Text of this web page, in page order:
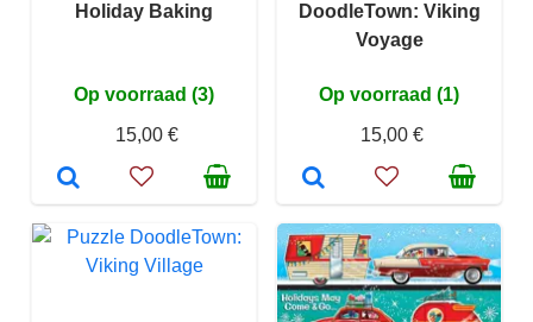
Holiday Baking
Op voorraad (3)
15,00 €
DoodleTown: Viking
Voyage
Op voorraad (1)
15,00 €